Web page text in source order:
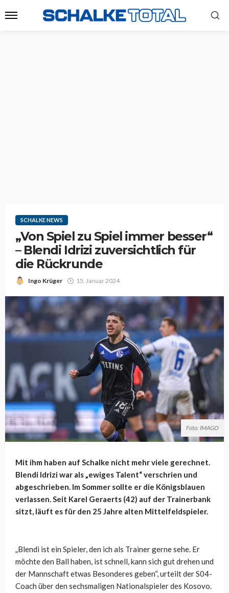
SCHALKE NEWS
„Von Spiel zu Spiel immer besser“
– Blendi Idrizi zuversichtlich für
die Rückrunde
Ingo Krüger 15. Januar 2024
Foto: IMAGO
Mit ihm haben auf Schalke nicht mehr viele gerechnet.
Blendi Idrizi war als „ewiges Talent“ verschrien und
abgeschrieben. Im Sommer sollte er die Königsblauen
verlassen. Seit Karel Geraerts (42) auf der Trainerbank
sitzt, läuft es für den 25 Jahre alten Mittelfeldspieler.
„Blendi ist ein Spieler, den ich als Trainer gerne sehe. Er
möchte den Ball haben, ist schnell, kann sich gut drehen und
der Mannschaft etwas Besonderes geben“, urteilt der S04-
Coach über den sechsmaligen Nationalspieler des Kosovo.